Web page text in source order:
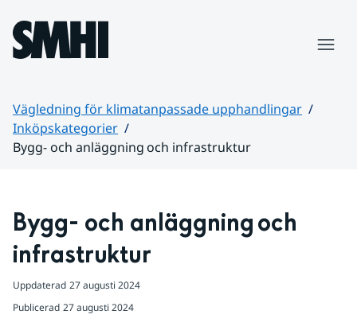
Hoppa till sidans innehåll
Vägledning för klimatanpassade upphandlingar
Inköpskategorier
Bygg- och anläggning och infrastruktur
Bygg- och anläggning och
infrastruktur
Uppdaterad 27 augusti 2024
Publicerad 27 augusti 2024